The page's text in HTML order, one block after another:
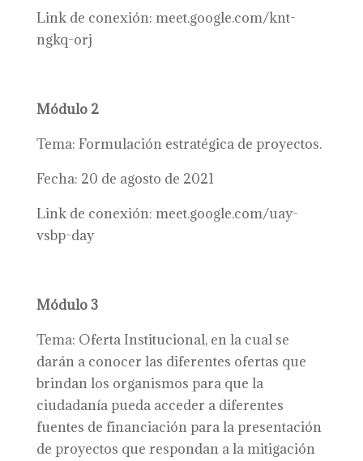
Link de conexión: meet.google.com/knt-
ngkq-orj
Módulo 2
Tema: Formulación estratégica de proyectos.
Fecha: 20 de agosto de 2021
Link de conexión: meet.google.com/uay-
vsbp-day
Módulo 3
Tema: Oferta Institucional, en la cual se
darán a conocer las diferentes ofertas que
brindan los organismos para que la
ciudadanía pueda acceder a diferentes
fuentes de financiación para la presentación
de proyectos que respondan a la mitigación